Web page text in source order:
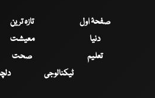
صفحۂ اول تازہ ترین
دنیا
معیشت
تعلیم
صحت
ٹیکنالوجی